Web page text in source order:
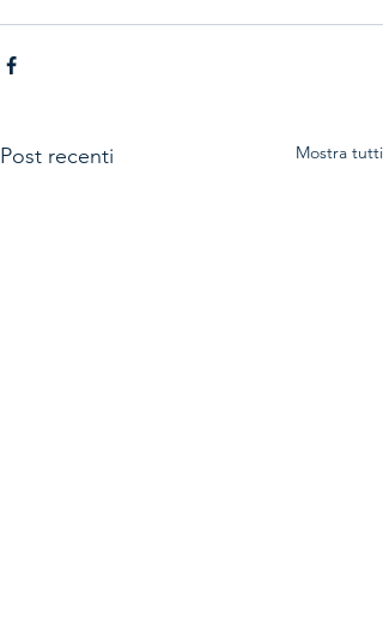
Post recenti Mostra tutti